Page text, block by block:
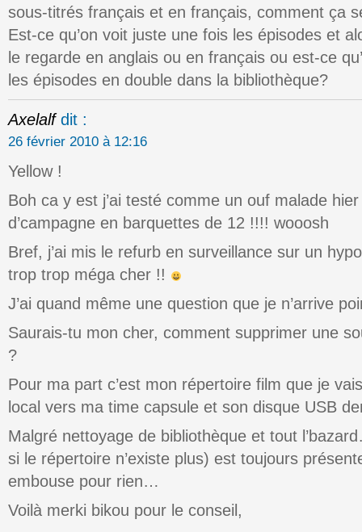
sous-titrés français et en français, comment ça
Est-ce qu’on voit juste une fois les épisodes et
le regarde en anglais ou en français ou est-ce
les épisodes en double dans la bibliothèque?
Axelalf dit :
26 février 2010 à 12:16
Yellow !
Boh ca y est j’ai testé comme un ouf malade
d’campagne en barquettes de 12 !!!! wooosh
Bref, j’ai mis le refurb en surveillance sur un
trop trop méga cher !!
J’ai quand même une question que je n’arrive
Saurais-tu mon cher, comment supprimer une
?
Pour ma part c’est mon répertoire film que je
local vers ma time capsule et son disque USB
Malgré nettoyage de bibliothèque et tout
si le répertoire n’existe plus) est toujours
embouse pour rien…
Voilà merki bikou pour le conseil,